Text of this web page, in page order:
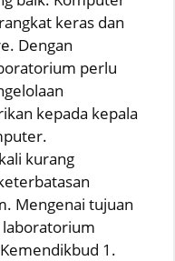
keras dan
Dengan
perlu
kepada kepala
kurang
Mengenai tujuan
1.